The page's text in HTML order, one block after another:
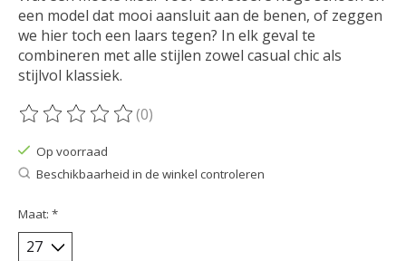
een model dat mooi aansluit aan de benen, of zeggen
we hier toch een laars tegen? In elk geval te
combineren met alle stijlen zowel casual chic als
stijlvol klassiek.
De beoordeling van dit product is
(0)
Op voorraad
Beschikbaarheid in de winkel controleren
Maat: *